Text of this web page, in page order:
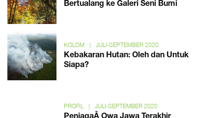
Bertualang ke Galeri Seni Bumi
KOLOM | JULI-SEPTEMBER 2020
Kebakaran Hutan: Oleh dan Untuk
Siapa?
PROFIL | JULI-SEPTEMBER 2020